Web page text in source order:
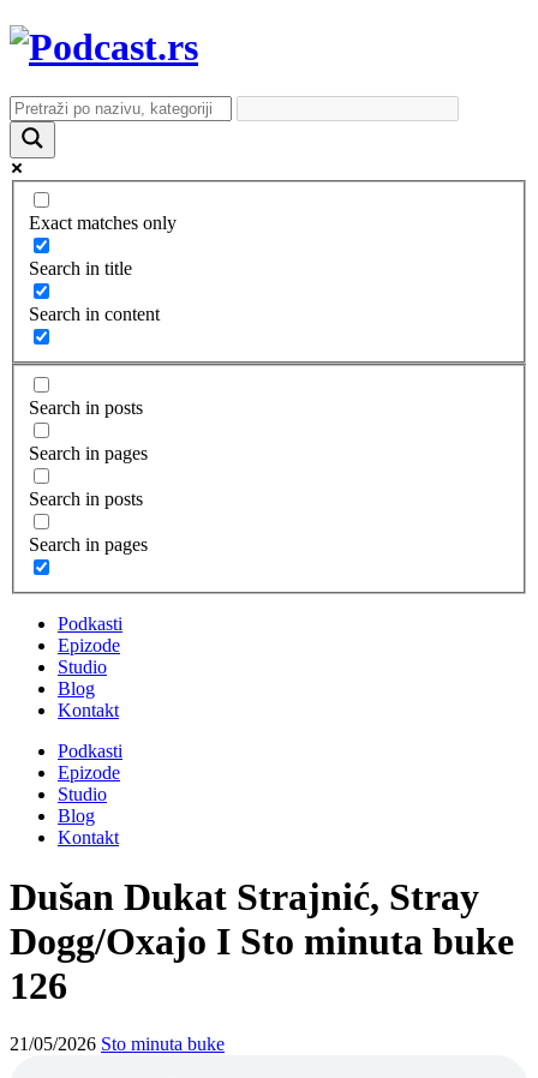
Exact matches only
Search in title
Search in content
Search in posts
Search in pages
Search in posts
Search in pages
Podkasti
Epizode
Studio
Blog
Kontakt
Podkasti
Epizode
Studio
Blog
Kontakt
Dušan Dukat Strajnić, Stray
Dogg/Oxajo I Sto minuta buke
126
21/05/2026 Sto minuta buke